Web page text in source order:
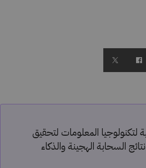
لتكنولوجيا المعلومات لتحقيق
السحابة الهجينة والذكاء